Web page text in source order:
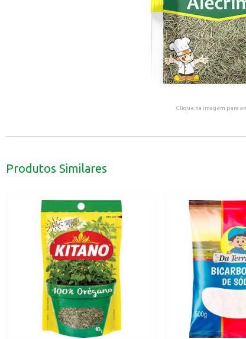
Clique na imagem para
Produtos Similares